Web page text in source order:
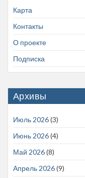
Карта
Контакты
О проекте
Подписка
Архивы
Июль 2026(3)
Июнь 2026(4)
Май 2026(8)
Апрель 2026(9)